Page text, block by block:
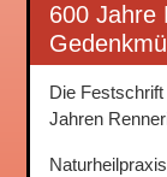
600 Jahre
Die
Jahren